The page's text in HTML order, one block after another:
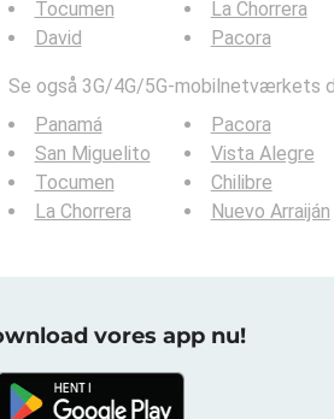
Tocumen
David
La Chorrera
Pacora
Se også 3G/4G/5G-mobilnetværkets
Panamá
San Miguelito
Tocumen
La Chorrera
Pacora
Vista Alegre
Chilibre
Nuevo Arraiján
vores app nu!